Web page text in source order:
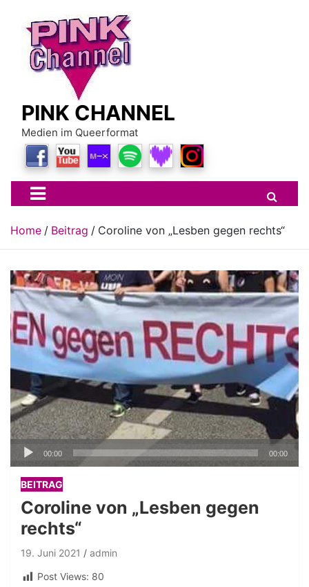
content
PINK CHANNEL
Medien im Queerformat
Home Beitrag Coroline von „Lesben gegen rechts“
Audio-
Player
00:00 00:00
BEITRAG
Coroline von „Lesben gegen
rechts“
19. Juni 2021
admin
Post Views: 80